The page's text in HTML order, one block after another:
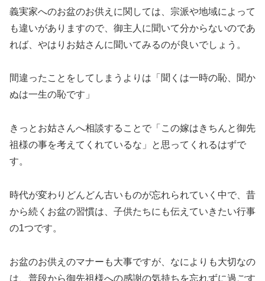
義実家へのお盆のお供えに関しては、宗派や地域によって
も違いがありますので、御主人に聞いて分からないのであ
れば、やはりお姑さんに聞いてみるのが良いでしょう。
間違ったことをしてしまうよりは「聞くは一時の恥、聞か
ぬは一生の恥です」
きっとお姑さんへ相談することで「この嫁はきちんと御先
祖様の事を考えてくれているな」と思ってくれるはずで
す。
時代が変わりどんどん古いものが忘れられていく中で、昔
から続くお盆の習慣は、子供たちにも伝えていきたい行事
の1つです。
お盆のお供えのマナーも大事ですが、なによりも大切なの
は、普段から御先祖様への感謝の気持ちを忘れずに過ごす